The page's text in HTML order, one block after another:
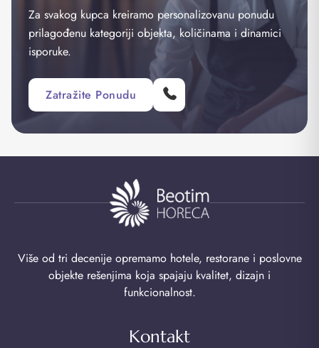
Za svakog kupca kreiramo personalizovanu ponudu
prilagođenu kategoriji objekta, količinama i dinamici
isporuke.
Zatražite Ponudu
Više od tri decenije opremamo hotele, restorane i poslovne
objekte rešenjima koja spajaju kvalitet, dizajn i
funkcionalnost.
Kontakt